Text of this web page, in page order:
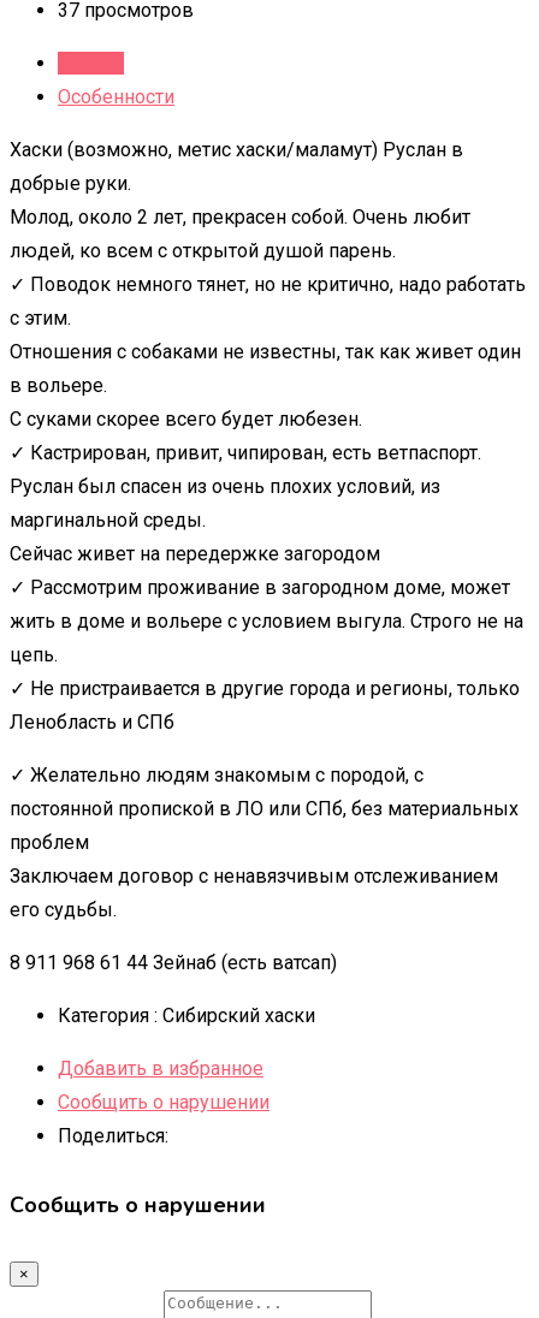
37 просмотров
Особенности
Хаски (возможно, метис хаски/маламут) Руслан в
добрые руки.
Молод, около 2 лет, прекрасен собой. Очень любит
людей, ко всем с открытой душой парень.
✓ Поводок немного тянет, но не критично, надо работать
с этим.
Отношения с собаками не известны, так как живет один
в вольере.
С суками скорее всего будет любезен.
✓ Кастрирован, привит, чипирован, есть ветпаспорт.
Руслан был спасен из очень плохих условий, из
маргинальной среды.
Сейчас живет на передержке загородом
✓ Рассмотрим проживание в загородном доме, может
жить в доме и вольере с условием выгула. Строго не на
цепь.
✓ Не пристраивается в другие города и регионы, только
Ленобласть и СПб
✓ Желательно людям знакомым с породой, с
постоянной пропиской в ЛО или СПб, без материальных
проблем
Заключаем договор с ненавязчивым отслеживанием
его судьбы.
8 911 968 61 44 Зейнаб (есть ватсап)
Категория : Сибирский хаски
Добавить в избранное
Сообщить о нарушении
Поделиться:
Сообщить о нарушении
×